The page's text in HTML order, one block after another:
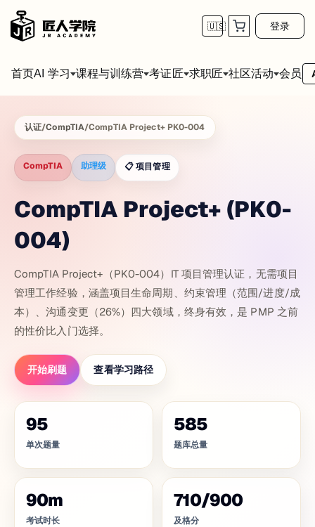
🇺🇸 登录
首页AI 学习 课程与训练营 考证匠 求职匠 社区活动 会员
认证/CompTIA/CompTIA Project+ PK0-004
CompTIA 助理级 📋 项目管理
CompTIA Project+ (PK0-
004)
CompTIA Project+（PK0-004）IT 项目管理认证，无需项目
管理工作经验，涵盖项目生命周期、约束管理（范围/进度/成
本）、沟通变更（26%）四大领域，终身有效，是 PMP 之前
的性价比入门选择。
开始刷题 查看学习路径
95
单次题量
585
题库总量
90m
考试时长
710/900
及格分